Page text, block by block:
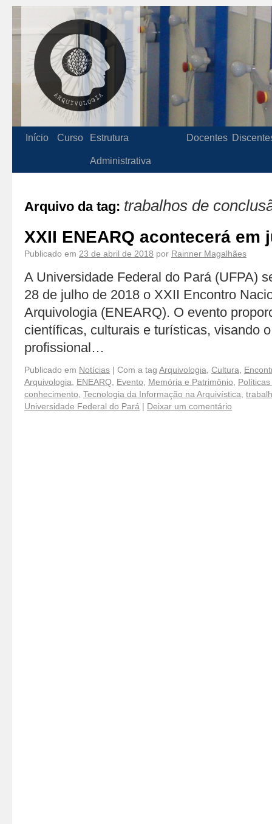
Início Curso Estrutura
Administrativa
Docentes
Arquivo da tag: trabalhos de
XXII ENEARQ acontecerá em
Publicado em 23 de abril de 2018 por Rainner Magalhães
A Universidade Federal do Pará (UFPA)
28 de julho de 2018 o XXII Encontro
Arquivologia (ENEARQ). O evento
científicas, culturais e turísticas, visando
profissional…
Publicado em Notícias | Com a tag Arquivologia Cultura
Arquivologia
ENEARQ Evento Memória e Patrimônio
conhecimento Tecnologia da Informação na Arquivística
Universidade Federal do Pará | Deixar um comentário